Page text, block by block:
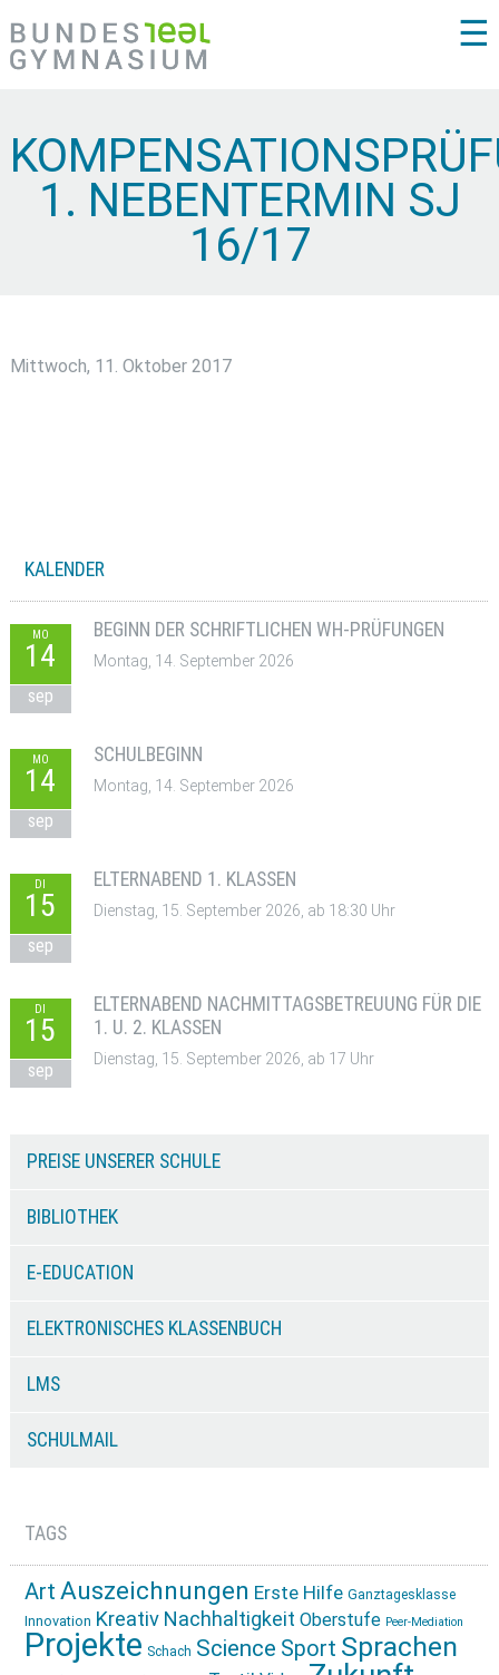
☰
1. NEBENTERMIN SJ
16/17
Mittwoch, 11. Oktober 2017
KALENDER
MO
14
sep
BEGINN DER SCHRIFTLICHEN WH-PRÜFUNGEN
Montag, 14. September 2026
MO
14
sep
SCHULBEGINN
Montag, 14. September 2026
DI
15
sep
ELTERNABEND 1. KLASSEN
Dienstag, 15. September 2026, ab 18:30 Uhr
DI
15
sep
ELTERNABEND NACHMITTAGSBETREUUNG FÜR DIE
1. U. 2. KLASSEN
Dienstag, 15. September 2026, ab 17 Uhr
PREISE UNSERER SCHULE
BIBLIOTHEK
E-EDUCATION
ELEKTRONISCHES KLASSENBUCH
LMS
SCHULMAIL
TAGS
Art Auszeichnungen Erste Hilfe Ganztagesklasse
Innovation Kreativ Nachhaltigkeit Oberstufe Peer-Mediation
Projekte Schach Science Sport Sprachen